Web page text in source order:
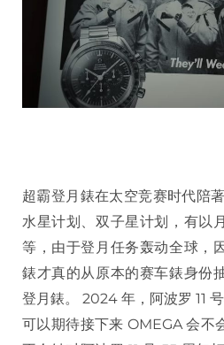
超霸登月錶在太空竞赛时代陪
水星计划、双子星计划，有以
等，由于登月任务轰动全球，
錶才真的从原本的赛车錶身份
登月錶。 2024 年，阿波罗 11
可以期待接下来 OMEGA 会不